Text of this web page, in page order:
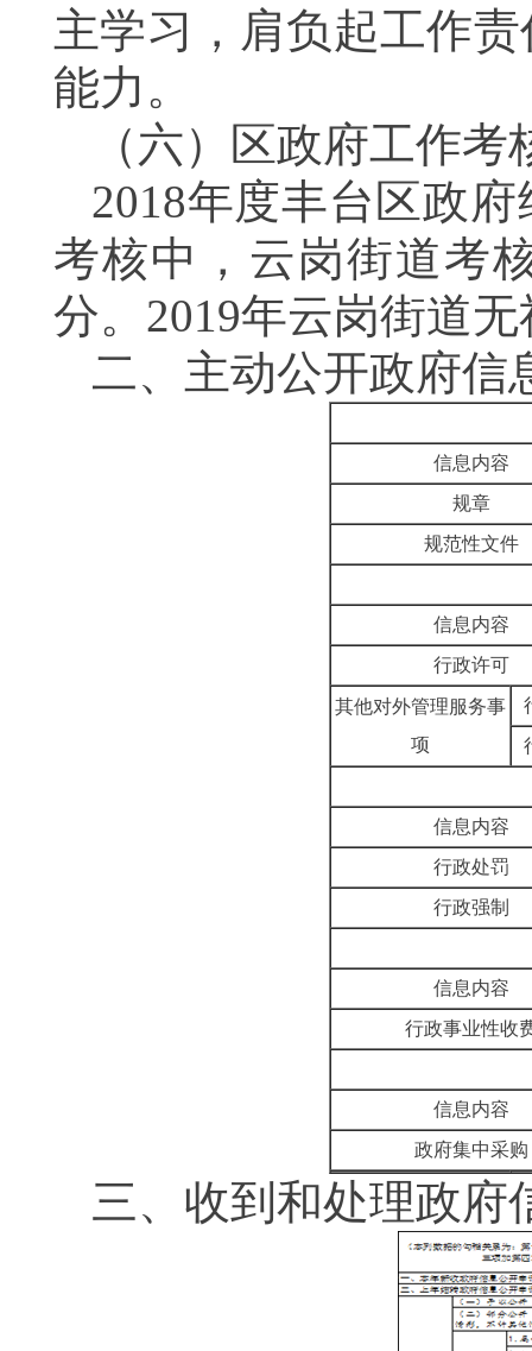
主学习，肩负起工作
能力。
（六）区政府工作
2018年度丰台区政府
考核中，云岗街道考
分。 2019年云岗街道
二、主动公开政府信
信息内容
规章
规范性文件
信息内容
行政许可
其他对外管理服务事
项
信息内容
行政处罚
行政强制
信息内容
行政事业性收
信息内容
政府集中采购
三、收到和处理政府